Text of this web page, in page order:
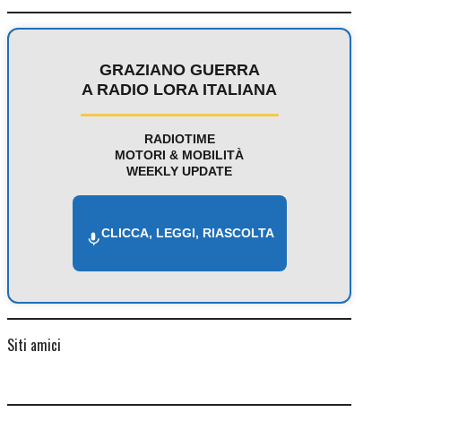
GRAZIANO GUERRA
A RADIO LORA ITALIANA
RADIOTIME
MOTORI & MOBILITÀ
WEEKLY UPDATE
CLICCA, LEGGI, RIASCOLTA
Siti amici